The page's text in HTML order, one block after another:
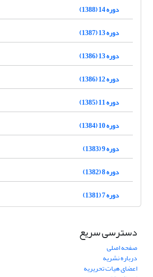
دوره 14 (1388)
دوره 13 (1387)
دوره 13 (1386)
دوره 12 (1386)
دوره 11 (1385)
دوره 10 (1384)
دوره 9 (1383)
دوره 8 (1382)
دوره 7 (1381)
دسترسی سریع
صفحه اصلی
درباره نشریه
اعضای هیات تحریریه